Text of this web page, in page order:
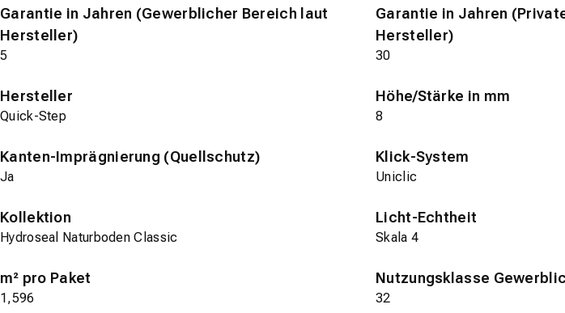
Garantie in Jahren (Gewerblicher Bereich laut
Hersteller)
5
Garantie in Jahren
Hersteller)
30
Hersteller
Quick-Step
Höhe/Stärke in mm
8
Kanten-Imprägnierung (Quellschutz)
Ja
Klick-System
Uniclic
Kollektion
Hydroseal Naturboden Classic
Licht-Echtheit
Skala 4
m² pro Paket
1,596
Nutzungsklasse
32